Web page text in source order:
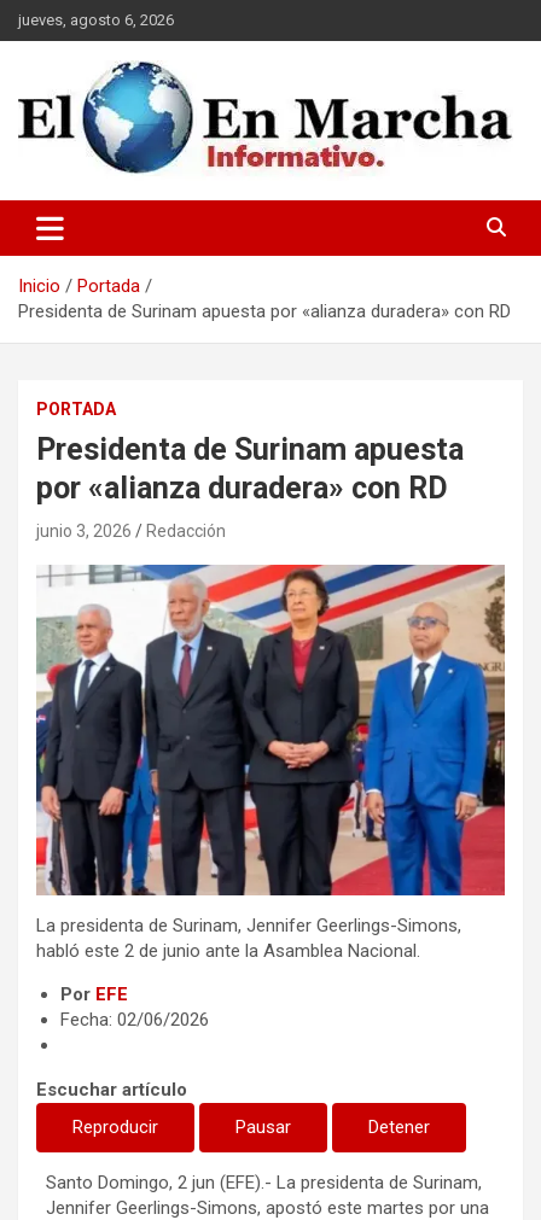
Saltar
al
jueves, agosto 6, 2026
elmundoenmarcha.net
Inicio
Portada
Presidenta de Surinam apuesta por «alianza duradera» con RD
PORTADA
Presidenta de Surinam apuesta
por «alianza duradera» con RD
junio 3, 2026 Redacción
La presidenta de Surinam, Jennifer Geerlings-Simons,
habló este 2 de junio ante la Asamblea Nacional.
Por EFE
Fecha: 02/06/2026
Escuchar artículo
Reproducir
Pausar Detener
Santo Domingo, 2 jun (EFE).- La presidenta de Surinam,
Jennifer Geerlings-Simons, apostó este martes por una